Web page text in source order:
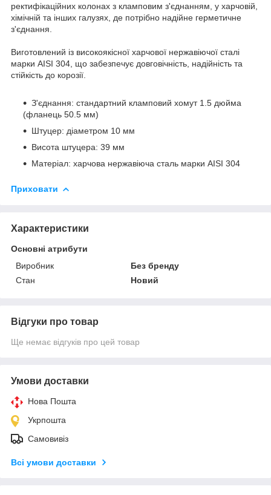
ректифікаційних колонах з кламповим з'єднанням, у харчовій,
хімічній та інших галузях, де потрібно надійне герметичне
з'єднання.
Виготовлений із високоякісної харчової нержавіючої сталі
марки AISI 304, що забезпечує довговічність, надійність та
стійкість до корозії.
З'єднання: стандартний кламповий хомут 1.5 дюйма
(фланець 50.5 мм)
Штуцер: діаметром 10 мм
Висота штуцера: 39 мм
Матеріал: харчова нержавіюча сталь марки AISI 304
Приховати
Характеристики
Основні атрибути
Виробник
Без бренду
Стан
Новий
Відгуки про товар
Ще немає відгуків про цей товар
Умови доставки
Нова Пошта
Укрпошта
Самовивіз
Всі умови доставки